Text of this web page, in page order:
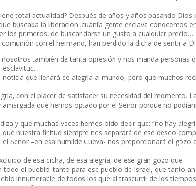
total actualidad? Después de años y años pasando Dios
buscaba la liberación ¡cuánta gente esclava conocemos
los primeros, de buscar darse un gusto a cualquier precio…
con el hermano, han perdido la dicha de sentir a
también de tanta opresión y nos manda personas
que llenará de alegría al mundo, pero que muchos
con el placer de satisfacer su necesidad del momento. La
que hemos optado por el Señor porque no
y que muchas veces hemos oído decir que: “no hay
nuestra finitud siempre nos separará de ese deseo
Señor –en esa humilde Cueva- nos proporcionará el gozo
de esa dicha, de esa alegría, de ese gran gozo que
el pueblo: tanto para ese pueblo de Israel, que tanto
innumerable de todos los que al trascurrir de los